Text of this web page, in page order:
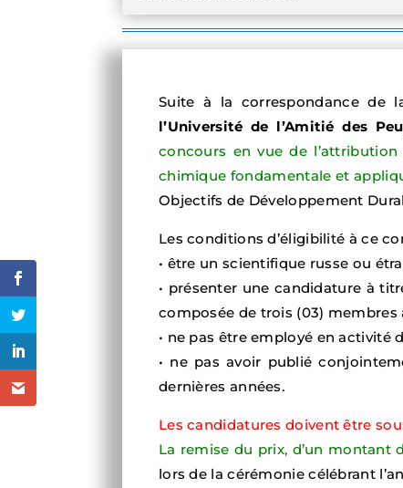
Suite à la correspondance de
l’Université de l’Amitié des
concours en vue de
chimique fondamentale et
Objectifs de Développement
Les conditions d’éligibilité à ce
• être un scientifique russe ou
• présenter une candidature à
composée de trois (03) membres
• ne pas être employé en activité
• ne pas avoir publié
dernières années.
Les candidatures doivent être
La remise du prix, d’un montant
lors de la cérémonie célébrant